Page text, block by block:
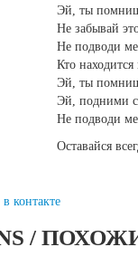
Эй, ты
Не забывай
Не подводи
Кто находится
Эй, ты
Эй, подними
Не подводи
Оставайся
контакте
/